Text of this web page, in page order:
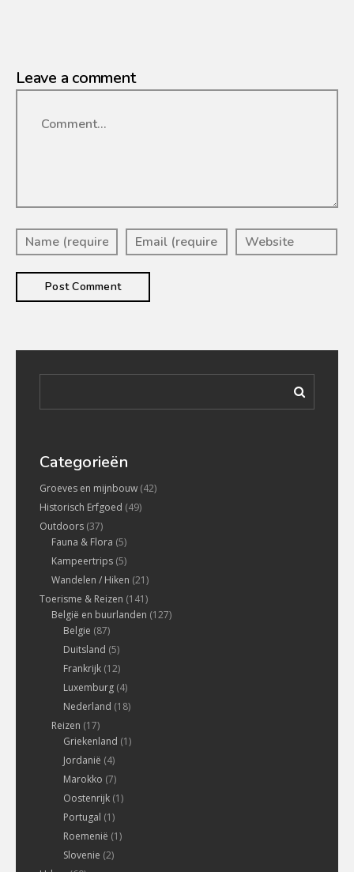
Leave a comment
Categorieën
Groeves en mijnbouw (42)
Historisch Erfgoed (49)
Outdoors (37)
Fauna & Flora (5)
Kampeertrips (5)
Wandelen / Hiken (21)
Toerisme & Reizen (141)
België en buurlanden (127)
Belgie (87)
Duitsland (5)
Frankrijk (12)
Luxemburg (4)
Nederland (18)
Reizen (17)
Griekenland (1)
Jordanië (4)
Marokko (7)
Oostenrijk (1)
Portugal (1)
Roemenië (1)
Slovenie (2)